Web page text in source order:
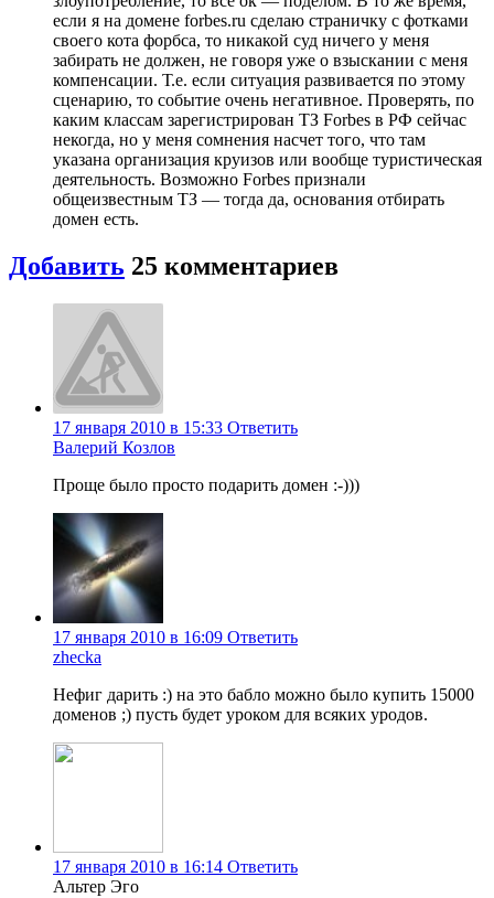
если я на домене forbes.ru сделаю страничку с фотками
своего кота форбса, то никакой суд ничего у меня
забирать не должен, не говоря уже о взыскании с меня
компенсации. Т.е. если ситуация развивается по этому
сценарию, то событие очень негативное. Проверять, по
каким классам зарегистрирован ТЗ Forbes в РФ сейчас
некогда, но у меня сомнения насчет того, что там
указана организация круизов или вообще туристическая
деятельность. Возможно Forbes признали
общеизвестным ТЗ — тогда да, основания отбирать
домен есть.
Добавить 25 комментариев
17 января 2010 в 15:33 Ответить
Валерий Козлов
Проще было просто подарить домен :-)))
17 января 2010 в 16:09 Ответить
zhecka
Нефиг дарить :) на это бабло можно было купить 15000
доменов ;) пусть будет уроком для всяких уродов.
17 января 2010 в 16:14 Ответить
Альтер Эго